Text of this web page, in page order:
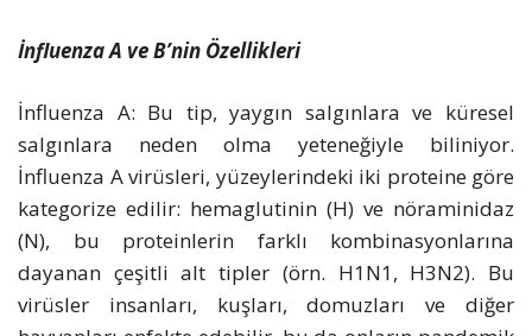
İnfluenza A ve B’nin Özellikleri
İnfluenza A: Bu tip, yaygın salgınlara ve küresel
salgınlara neden olma yeteneğiyle biliniyor.
İnfluenza A virüsleri, yüzeylerindeki iki proteine ​​göre
kategorize edilir: hemaglutinin (H) ve nöraminidaz
(N), bu proteinlerin farklı kombinasyonlarına
dayanan çeşitli alt tipler (örn. H1N1, H3N2). Bu
virüsler insanları, kuşları, domuzları ve diğer